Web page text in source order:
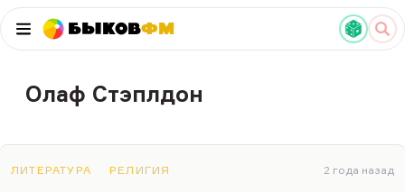
БыковФМ
Олаф Стэплдон
ЛИТЕРАТУРА РЕЛИГИЯ 2 года назад